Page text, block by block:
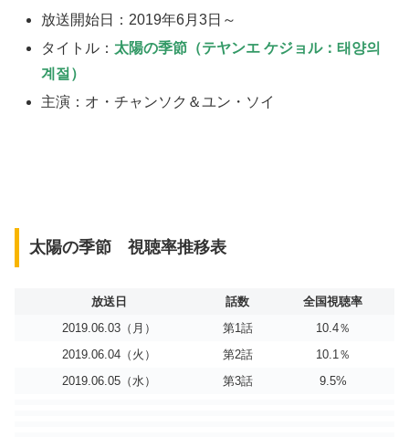
放送開始日：2019年6月3日～
タイトル： 太陽の季節（テヤンエ ケジョル：태양의
계절）
主演：オ・チャンソク＆ユン・ソイ
太陽の季節 視聴率推移表
放送日 話数
全国視聴率
2019.06.03（月）
第1話
10.4％
2019.06.04（火）
第2話
10.1％
2019.06.05（水）
第3話 9.5%